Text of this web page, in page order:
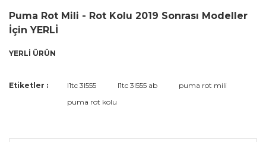
Puma Rot Mili - Rot Kolu 2019 Sonrası Modeller
İçin YERLİ
YERLİ ÜRÜN
Bu ürüne ilk yorumu siz yapın!
Yorum Yaz
Bu ürünün fiyat bilgisi, resim, ürün açıklamalarında ve diğer
kullanarak tarafımıza iletebilirsiniz.
Etiketler : l1tc 3l555 l1tc 3l555 ab
puma rot mili
puma rot kolu